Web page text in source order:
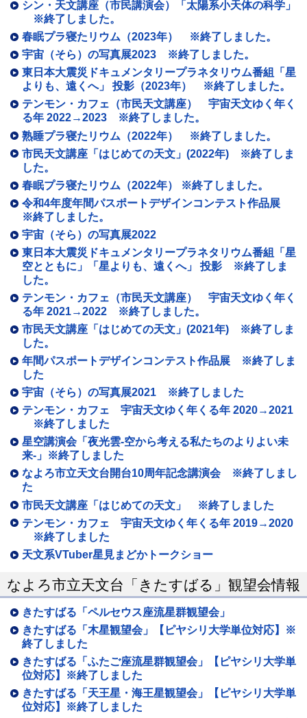
シン・天文講座（市民講演会）「太陽系小天体の科学」
※終了しました。
春眠プラ寝たリウム（2023年） ※終了しました。
宇宙（そら）の写真展2023 ※終了しました。
東日本大震災ドキュメンタリープラネタリウム番組「星
よりも、遠くへ」 投影（2023年） ※終了しました。
テンモン・カフェ（市民天文講座） 宇宙天文ゆく年く
る年 2022→2023 ※終了しました。
熟睡プラ寝たリウム（2022年） ※終了しました。
市民天文講座「はじめての天文」(2022年) ※終了しま
した。
春眠プラ寝たリウム（2022年） ※終了しました。
令和4年度年間パスポートデザインコンテスト作品展
※終了しました。
宇宙（そら）の写真展2022
東日本大震災ドキュメンタリープラネタリウム番組「星
空とともに」「星よりも、遠くへ」 投影 ※終了しま
した。
テンモン・カフェ（市民天文講座） 宇宙天文ゆく年く
る年 2021→2022 ※終了しました。
市民天文講座「はじめての天文」(2021年) ※終了しま
した。
年間パスポートデザインコンテスト作品展 ※終了しま
した
宇宙（そら）の写真展2021 ※終了しました
テンモン・カフェ 宇宙天文ゆく年くる年 2020→2021
※終了しました
星空講演会「夜光雲‐空から考える私たちのよりよい未
来‐」※終了しました
なよろ市立天文台開台10周年記念講演会 ※終了しまし
た
市民天文講座「はじめての天文」 ※終了しました
テンモン・カフェ 宇宙天文ゆく年くる年 2019→2020
※終了しました
天文系VTuber星見まどかトークショー
なよろ市立天文台「きたすばる」観望会情報
きたすばる「ペルセウス座流星群観望会」
きたすばる「木星観望会」【ピヤシリ大学単位対応】※
終了しました
きたすばる「ふたご座流星群観望会」【ピヤシリ大学単
位対応】※終了しました
きたすばる「天王星・海王星観望会」【ピヤシリ大学単
位対応】※終了しました